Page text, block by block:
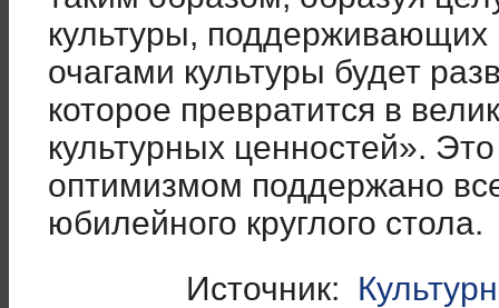
культуры,
очагами культуры будет
которое превратится в
культурных ценностей».
оптимизмом поддержано
юбилейного круглого стола.
Источник: